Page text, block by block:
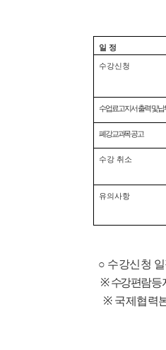
일 정
수강신청
수업료 고지서 출력 및 납
폐강교과목 공고
수강 취소
유의사항
○ 수강신청 일
※수강 편람 등
※ 국제협력본